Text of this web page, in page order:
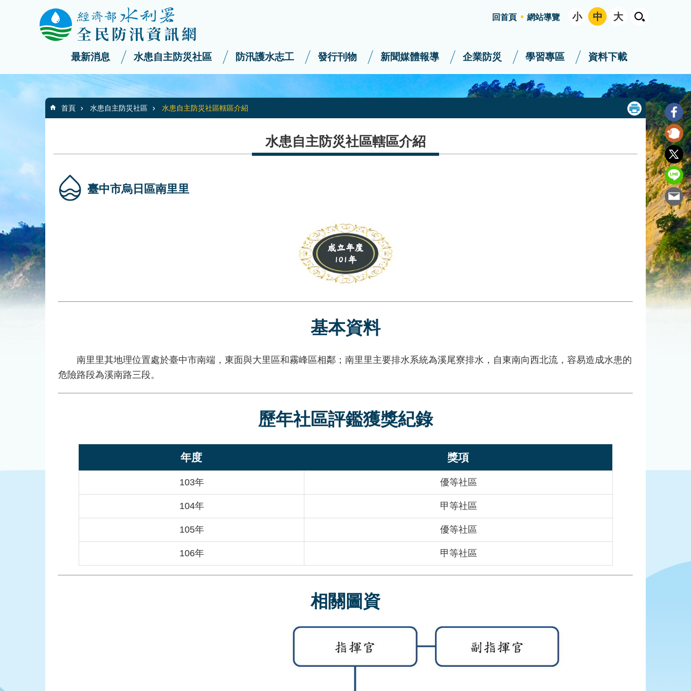
跳到主要內容區塊
回首頁
網站導覽 小 中 大
最新消息 水患自主防災社區 防汛護水志工 發行刊物 新聞媒體報導 企業防災 學習專區 資料下載
:::
首頁 水患自主防災社區 水患自主防災社區轄區介紹
水患自主防災社區轄區介紹
臺中市烏日區南里里
基本資料
南里里其地理位置處於臺中市南端，東面與大里區和霧峰區相鄰；南里里主要排水系統為溪尾寮排水，自東南向西北流，容易造成水患的
危險路段為溪南路三段。
歷年社區評鑑獲獎紀錄
年度 獎項
103年 優等社區
104年 甲等社區
105年 優等社區
106年 甲等社區
相關圖資